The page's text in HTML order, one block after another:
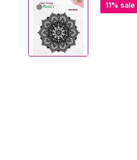
11% sale